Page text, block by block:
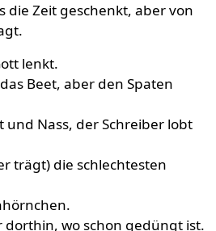
die Zeit geschenkt, aber von
lenkt.
Beet, aber den Spaten
und Nass, der Schreiber lobt
trägt) die schlechtesten
dorthin, wo schon gedüngt ist.